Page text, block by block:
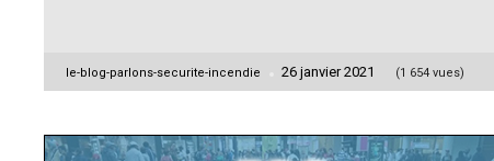
Posted
le-blog-parlons-securite-incendie 26 janvier 2021 (1 654 vues)